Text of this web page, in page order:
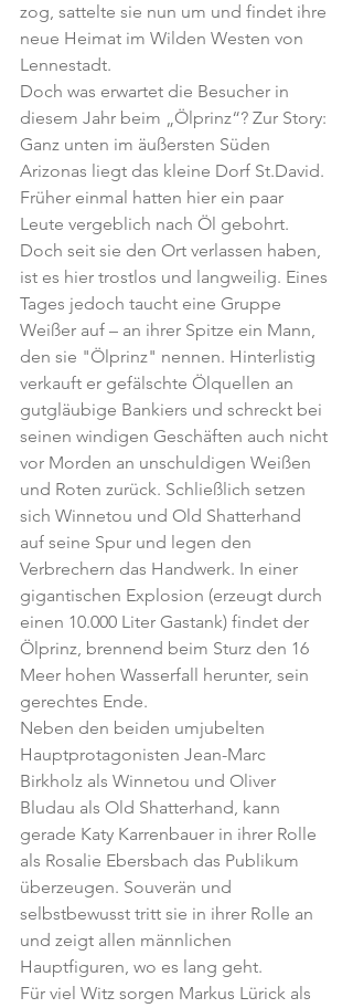
zog, sattelte sie nun um und findet ihre
neue Heimat im Wilden Westen von
Lennestadt.
Doch was erwartet die Besucher in
diesem Jahr beim „Ölprinz“? Zur Story:
Ganz unten im äußersten Süden
Arizonas liegt das kleine Dorf St.David.
Früher einmal hatten hier ein paar
Leute vergeblich nach Öl gebohrt.
Doch seit sie den Ort verlassen haben,
ist es hier trostlos und langweilig. Eines
Tages jedoch taucht eine Gruppe
Weißer auf – an ihrer Spitze ein Mann,
den sie "Ölprinz" nennen. Hinterlistig
verkauft er gefälschte Ölquellen an
gutgläubige Bankiers und schreckt bei
seinen windigen Geschäften auch nicht
vor Morden an unschuldigen Weißen
und Roten zurück. Schließlich setzen
sich Winnetou und Old Shatterhand
auf seine Spur und legen den
Verbrechern das Handwerk. In einer
gigantischen Explosion (erzeugt durch
einen 10.000 Liter Gastank) findet der
Ölprinz, brennend beim Sturz den 16
Meer hohen Wasserfall herunter, sein
gerechtes Ende.
Neben den beiden umjubelten
Hauptprotagonisten Jean-Marc
Birkholz als Winnetou und Oliver
Bludau als Old Shatterhand, kann
gerade Katy Karrenbauer in ihrer Rolle
als Rosalie Ebersbach das Publikum
überzeugen. Souverän und
selbstbewusst tritt sie in ihrer Rolle an
und zeigt allen männlichen
Hauptfiguren, wo es lang geht.
Für viel Witz sorgen Markus Lürick als